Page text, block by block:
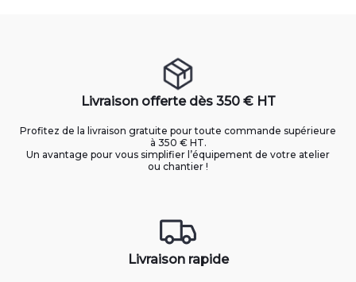
Livraison offerte dès 350 € HT
Profitez de la livraison gratuite pour toute commande supérieure
à 350 € HT.
Un avantage pour vous simplifier l’équipement de votre atelier
ou chantier !
Livraison rapide